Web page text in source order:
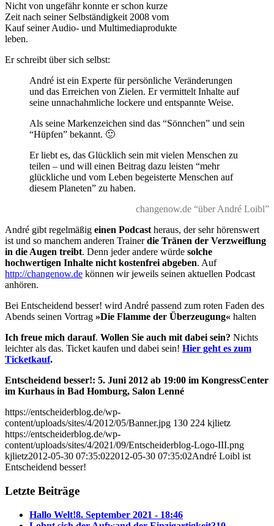
Nicht von ungefähr konnte er schon kurze
Zeit nach seiner Selbständigkeit 2008 vom
Kauf seiner Audio- und Multimediaprodukte
leben.
Er schreibt über sich selbst:
André ist ein Experte für persönliche Veränderungen
und das Erreichen von Zielen. Er vermittelt Inhalte auf
seine unnachahmliche lockere und entspannte Weise.
Als seine Markenzeichen sind das “Sönnchen” und sein
“Hüpfen” bekannt. 🙂
Er liebt es, das Glücklich sein mit vielen Menschen zu
teilen – und will einen Beitrag dazu leisten “mehr
glückliche und vom Leben begeisterte Menschen auf
diesem Planeten” zu haben.
changenow.de “über André Loibl”
André gibt regelmäßig einen Podcast heraus, der sehr hörenswert
ist und so manchem anderen Trainerdie Tränen der Verzweiflung
in die Augen treibt. Denn jeder andere würde solche
hochwertigen Inhalte nicht kostenfrei abgeben. Auf
http://changenow.de können wir jeweils seinen aktuellen Podcast
anhören.
Bei Entscheidend besser! wird André passend zum roten Faden des
Abends seinen Vortrag »Die Flamme der Überzeugung« halten
Ich freue mich darauf. Wollen Sie auch mit dabei sein? Nichts
leichter als das. Ticket kaufen und dabei sein! Hier geht es zum
Ticketkauf.
Entscheidend besser!: 5. Juni 2012 ab 19:00 im KongressCenter
im Kurhaus in Bad Homburg, Salon Lenné
https://entscheiderblog.de/wp-
content/uploads/sites/4/2012/05/Banner.jpg 130 224 kjlietz
https://entscheiderblog.de/wp-
content/uploads/sites/4/2021/09/Entscheiderblog-Logo-III.png
kjlietz2012-05-30 07:35:022012-05-30 07:35:02André Loibl ist
Entscheidend besser!
Letzte Beiträge
Hallo Welt!8. September 2021 - 18:46